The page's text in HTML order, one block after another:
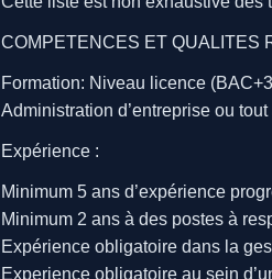
COMPETENCES ET QUALITES
Formation: Niveau licence
Administration d’entreprise ou
Expérience :
Minimum 5 ans d’expérience
Minimum 2 ans à des postes à
Expérience obligatoire dans la
Experience obligatoire au sein